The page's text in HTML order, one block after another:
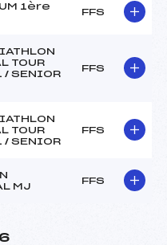
1ère
FFS
TOUR
/ SENIOR
FFS
TOUR
/ SENIOR
FFS
MJ
FFS